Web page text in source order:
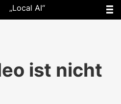
„Local AI“
ist nicht